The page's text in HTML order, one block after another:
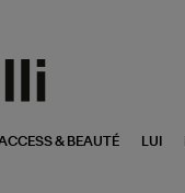
& BEAUTÉ LUI